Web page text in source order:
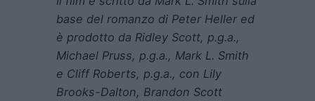
base del romanzo di Peter Heller ed
è prodotto da Ridley Scott, p.g.a.,
Michael Pruss, p.g.a., Mark L. Smith
e Cliff Roberts, p.g.a., con Lily
Brooks-Dalton, Brandon Scott